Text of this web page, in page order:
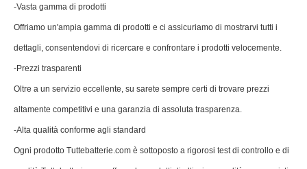
-Vasta gamma di prodotti
Offriamo un'ampia gamma di prodotti e ci assicuriamo di mostrarvi tutti i
dettagli, consentendovi di ricercare e confrontare i prodotti velocemente.
-Prezzi trasparenti
Oltre a un servizio eccellente, su sarete sempre certi di trovare prezzi
altamente competitivi e una garanzia di assoluta trasparenza.
-Alta qualità conforme agli standard
Ogni prodotto Tuttebatterie.com è sottoposto a rigorosi test di controllo e di